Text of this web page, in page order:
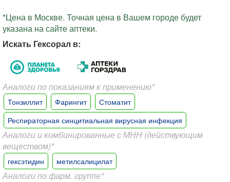
*Цена в Москве. Точная цена в Вашем городе будет
указана на сайте аптеки.
Искать Гексорал в:
Аналоги по показаниям к применению*
Тонзиллит Фарингит
Стоматит
Респираторная синцитиальная вирусная инфекция
Аналоги и комбинированные с МНН (действующим
веществом)*
гексэтидин метилсалицилат
Аналоги по фарм. группе*